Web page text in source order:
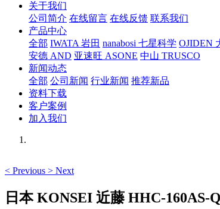
关于我们
公司简介 在线留言 在线反馈 联系我们
产品中心
全部 IWATA 岩田 nanabosi 七星科学 OJIDEN
安德 AND 亚速旺 ASONE 中山 TRUSCO
新闻动态
全部 公司新闻 行业新闻 推荐新品
资料下载
客户案例
加入我们
< Previous > Next
日本 KONSEI 近藤 HHC-160AS-